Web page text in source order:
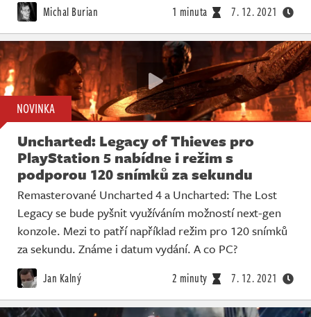
Michal Burian 1 minuta 7. 12. 2021
NOVINKA
Uncharted: Legacy of Thieves pro
PlayStation 5 nabídne i režim s
podporou 120 snímků za sekundu
Remasterované Uncharted 4 a Uncharted: The Lost
Legacy se bude pyšnit využíváním možností next-gen
konzole. Mezi to patří například režim pro 120 snímků
za sekundu. Známe i datum vydání. A co PC?
Jan Kalný 2 minuty 7. 12. 2021